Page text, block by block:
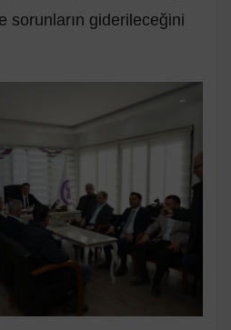
sorunların giderileceğini